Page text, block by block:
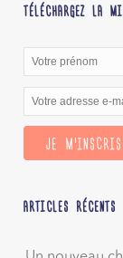
TÉLÉCHARGEZ LA
ARTICLES RÉCENTS